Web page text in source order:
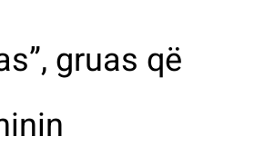
gruas që